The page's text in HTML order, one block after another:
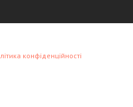
конфіденційності